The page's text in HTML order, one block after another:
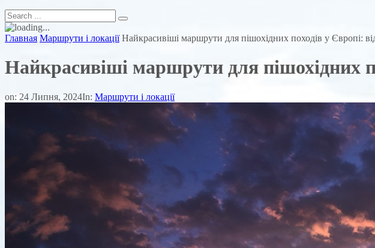
Главная Маршрути і локації Найкрасивіші маршрути для пішохідних походів у Європі:
Найкрасивіші маршрути для пішохідних
on: 24 Липня, 2024In: Маршрути і локації